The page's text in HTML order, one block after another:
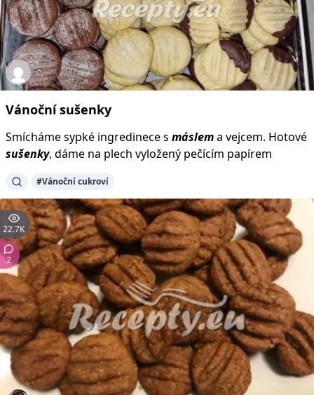
Vánoční sušenky
Smícháme sypké ingredinece s máslema vejcem. Hotové
sušenky, dáme na plech vyložený pečícím papírem
#Vánoční cukroví
22.7K
2